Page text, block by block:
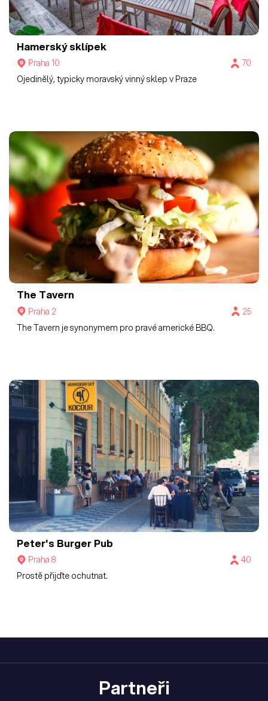
Hamerský sklípek
Praha 10
70
Ojedinělý, typicky moravský vinný sklep v Praze
The Tavern
Praha 2
25
The Tavern je synonymem pro pravé americké BBQ.
Peter's Burger Pub
Praha 8
40
Prostě přijďte ochutnat.
Partneři